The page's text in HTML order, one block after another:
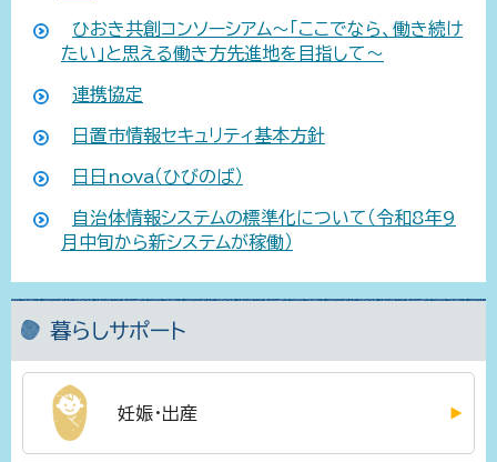
ひおき共創コンソーシアム～「ここでなら、働き続け
たい」と思える働き方先進地を目指して～
連携協定
日置市情報セキュリティ基本方針
日日nova（ひびのば）
自治体情報システムの標準化について（令和8年9
月中旬から新システムが稼働）
暮らしサポート
妊娠・出産